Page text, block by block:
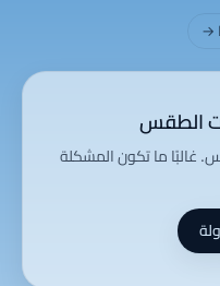
→
الطقس
غالبًا ما تكون المشكلة